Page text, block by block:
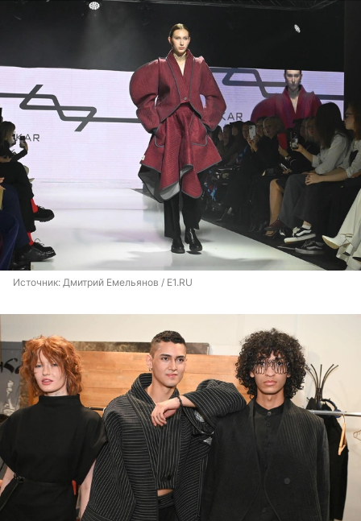
Источник: Дмитрий Емельянов / E1.RU